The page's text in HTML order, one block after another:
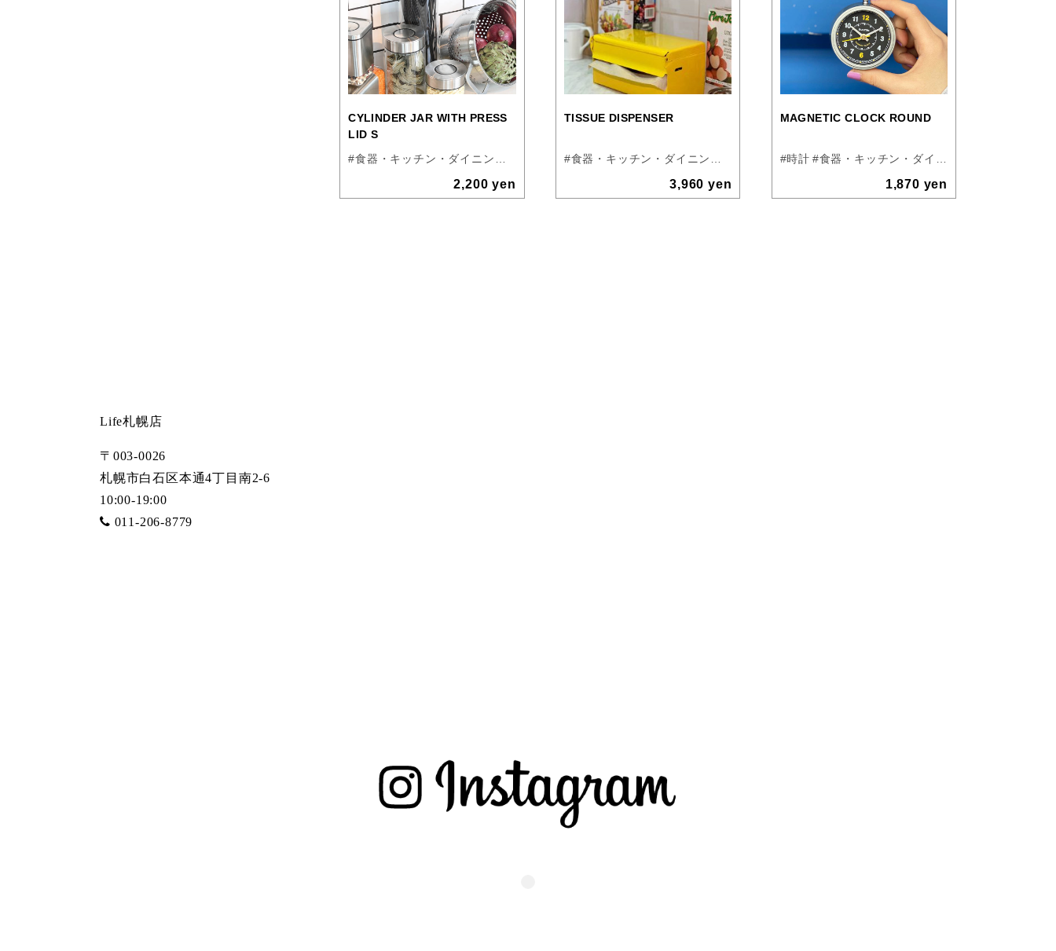
CYLINDER JAR WITH PRESS
LID S
2,200 yen
TISSUE DISPENSER
#バス・トイレ・洗面#インテリア、アート
3,960 yen
MAGNETIC CLOCK ROUND
#時計 #食器・キッチン・ダイニング
1,870 yen
Life札幌店
〒003-0026
札幌市白石区本通4丁目南2-6
10:00-19:00
011-206-8779